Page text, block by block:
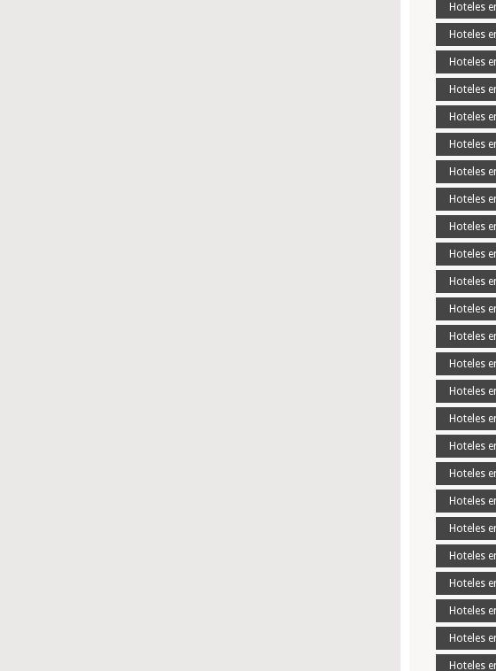
Hoteles
Hoteles
Hoteles
Hoteles
Hoteles
Hoteles
Hoteles
Hoteles
Hoteles
Hoteles
Hoteles
Hoteles
Hoteles
Hoteles
Hoteles
Hoteles
Hoteles
Hoteles
Hoteles
Hoteles
Hoteles
Hoteles
Hoteles
Hoteles
Hoteles